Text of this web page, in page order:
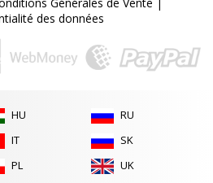
des données
HU
IT
PL
RU
SK
UK